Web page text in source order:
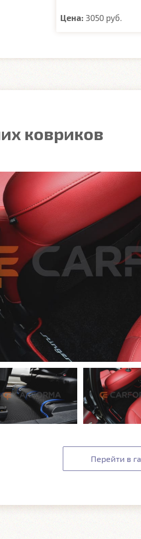
Цена: 3050 руб.
ковриков
Перейти в